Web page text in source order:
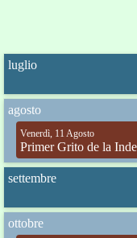
luglio
agosto
Venerdì, 11 Agosto
Primer Grito de la
settembre
ottobre